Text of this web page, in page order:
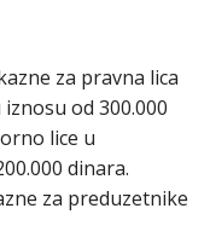
za pravna lica
iznosu od 300.000
lice u
dinara.
za preduzetnike